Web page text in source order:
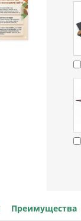
Преимущества